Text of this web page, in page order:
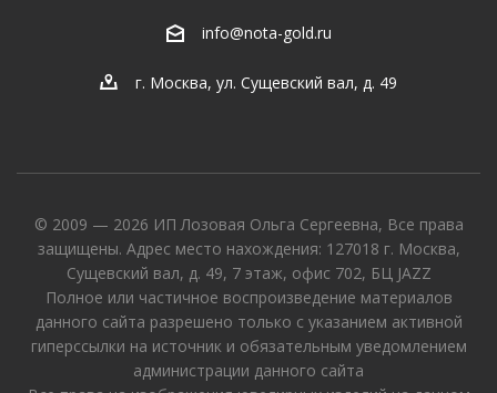
info@nota-gold.ru
г. Москва, ул. Сущевский вал, д. 49
© 2009 — 2026 ИП Лозовая Ольга Сергеевна, Все права
защищены. Адрес место нахождения: 127018 г. Москва,
Сущевский вал, д. 49, 7 этаж, офис 702, БЦ JAZZ
Полное или частичное воспроизведение материалов
данного сайта разрешено только с указанием активной
гиперссылки на источник и обязательным уведомлением
администрации данного сайта